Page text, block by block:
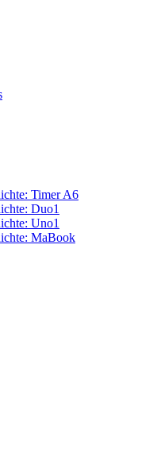
Timer A6
Duo1
Uno1
MaBook